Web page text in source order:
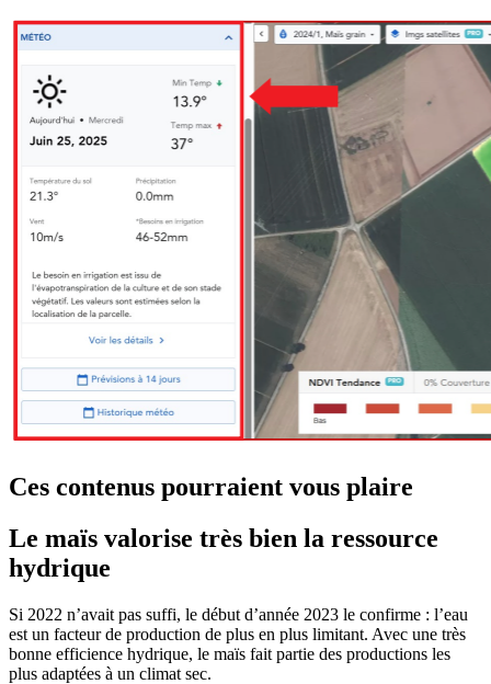
Ces contenus pourraient vous plaire
Le maïs valorise très bien la ressource
hydrique
Si 2022 n’avait pas suffi, le début d’année 2023 le confirme : l’eau
est un facteur de production de plus en plus limitant. Avec une très
bonne efficience hydrique, le maïs fait partie des productions les
plus adaptées à un climat sec.